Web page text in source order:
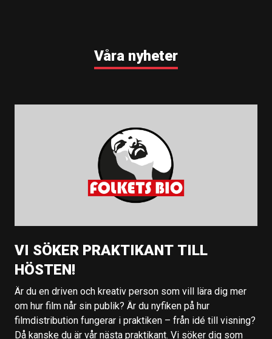
Våra nyheter
VI SÖKER PRAKTIKANT TILL
HÖSTEN!
Är du en driven och kreativ person som vill lära dig mer
om hur film når sin publik? Är du nyfiken på hur
filmdistribution fungerar i praktiken – från idé till visning?
Då kanske du är vår nästa praktikant. Vi söker dig som